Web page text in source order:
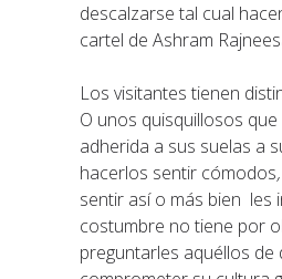
descalzarse tal cual
cartel de Ashram
Los visitantes tienen
O unos quisquillosos
adherida a sus suelas a
hacerlos sentir cómodos
sentir así o más bien les
costumbre no tiene por
preguntarles aquéllos